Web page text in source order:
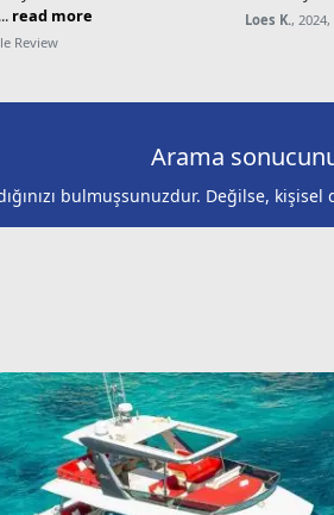
read more
Review
Loes K.,
Arama
bulmuşsunuzdur. Değilse,